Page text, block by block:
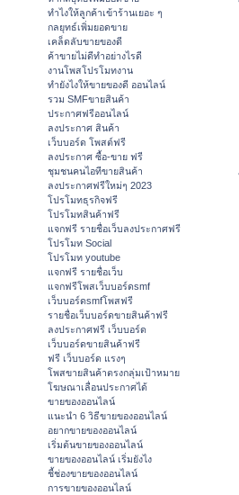
ทําไงให้ลูกค้าเข้าร้านเยอะ ๆ
กลยุทธ์เพิ่มยอดขาย
เคล็ดลับขายของดี
ค้าขายไม่ดีทำอย่างไรดี
งานโพสโปรโมทงาน
ทํายังไงให้ขายของดี ออนไลน์
รวม SMFขายสินค้า
ประกาศฟรีออนไลน์
ลงประกาศ สินค้า
เว็บบอร์ด โพสต์ฟรี
ลงประกาศ ซื้อ-ขาย ฟรี
ชุมชนคนไอทีขายสินค้า
ลงประกาศฟรีใหม่ๆ 2023
โปรโมทธุรกิจฟรี
โปรโมทสินค้าฟรี
แจกฟรี รายชื่อเว็บลงประกาศฟรี
โปรโมท Social
โปรโมท youtube
แจกฟรี รายชื่อเว็บ
แจกฟรีโพสเว็บบอร์ดsmf
เว็บบอร์ดsmfโพสฟรี
รายชื่อเว็บบอร์ดขายสินค้าฟรี
ลงประกาศฟรี เว็บบอร์ด
เว็บบอร์ดขายสินค้าฟรี
ฟรี เว็บบอร์ด แรงๆ
โพสขายสินค้าตรงกลุ่มเป้าหมาย
โฆษณาเลื่อนประกาศได้
ขายของออนไลน์
แนะนำ 6 วิธีขายของออนไลน์
อยากขายของออนไลน์
เริ่มต้นขายของออนไลน์
ขายของออนไลน์ เริ่มยังไง
ชี้ช่องขายของออนไลน์
การขายของออนไลน์